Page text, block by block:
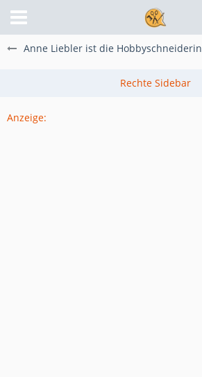
Anne Liebler ist die Hobbyschneiderin
Anzeige: